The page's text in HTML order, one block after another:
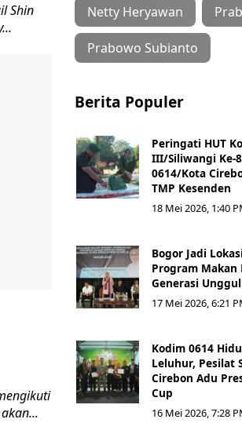
Shin
Netty Heryawan
Prabowo Subianto
Berita Populer
Peringati HUT
III/Siliwangi Ke-
0614/Kota
TMP Kesenden
18 Mei 2026, 1:40
Bogor Jadi
Program
Generasi Unggul
17 Mei 2026, 6:21
Kodim 0614
Leluhur, Pesilat
Cirebon Adu
Cup
16 Mei 2026, 7:28